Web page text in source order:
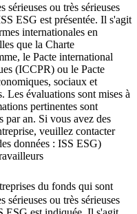
sérieuses ou très sérieuses
ESG est présentée. Il s'agit
internationales en
que la Charte
le Pacte international
(ICCPR) ou le Pacte
sociaux et
Les évaluations sont mises à
pertinentes sont
par an. Si vous avez des
veuillez contacter
données : ISS ESG)
du fonds qui sont
sérieuses ou très sérieuses